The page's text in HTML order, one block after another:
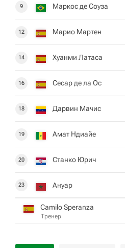
9 Маркос де Соуза
12 Марио Мартен
14 Хуанми Латаса
16 Сесар де ла Ос
18 Дарвин Мачис
19 Амат Ндиайе
20 Станко Юрич
23 Ануар
Camilo Speranza
Тренер